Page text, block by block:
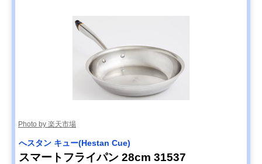
Photo by 楽天市場
へスタン キュー(Hestan Cue)
スマートフライパン 28cm 31537